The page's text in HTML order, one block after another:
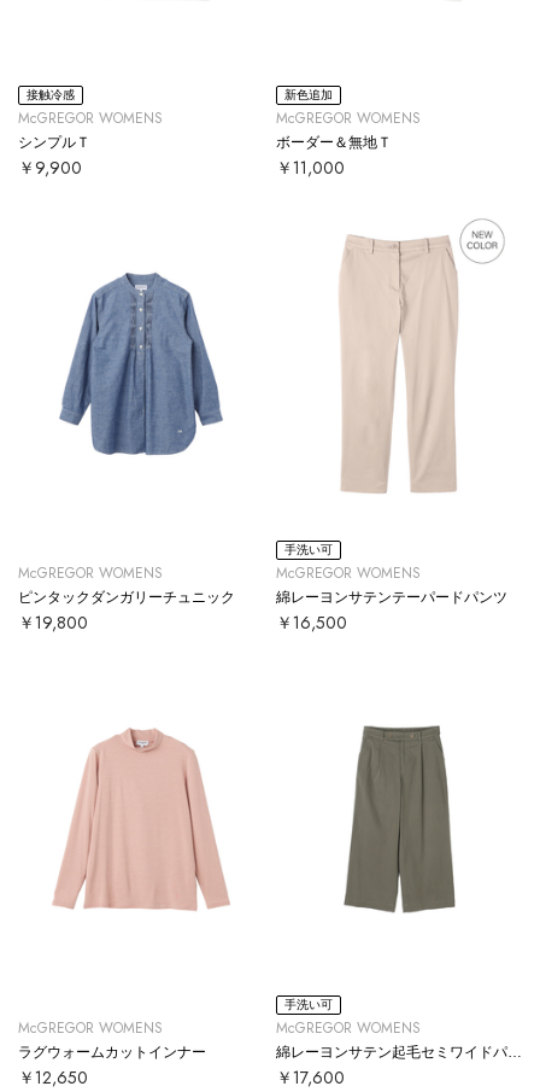
接触冷感
McGREGOR WOMENS
シンプルＴ
￥9,900
新色追加
McGREGOR WOMENS
ボーダー＆無地Ｔ
￥11,000
McGREGOR WOMENS
ピンタックダンガリーチュニック
￥19,800
手洗い可
McGREGOR WOMENS
綿レーヨンサテンテーパードパンツ
￥16,500
McGREGOR WOMENS
ラグウォームカットインナー
￥12,650
手洗い可
McGREGOR WOMENS
綿レーヨンサテン起毛セミワイドパンツ
￥17,600